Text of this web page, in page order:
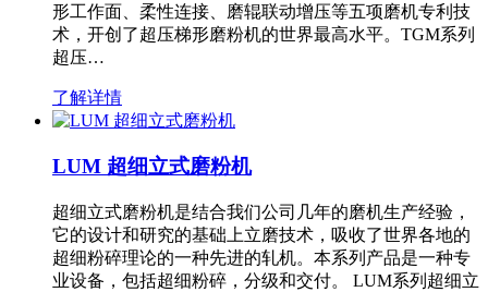
形工作面、柔性连接、磨辊联动增压等五项磨机专利技
术，开创了超压梯形磨粉机的世界最高水平。TGM系列
超压…
了解详情
LUM 超细立式磨粉机
超细立式磨粉机是结合我们公司几年的磨机生产经验，
它的设计和研究的基础上立磨技术，吸收了世界各地的
超细粉碎理论的一种先进的轧机。本系列产品是一种专
业设备，包括超细粉碎，分级和交付。 LUM系列超细立